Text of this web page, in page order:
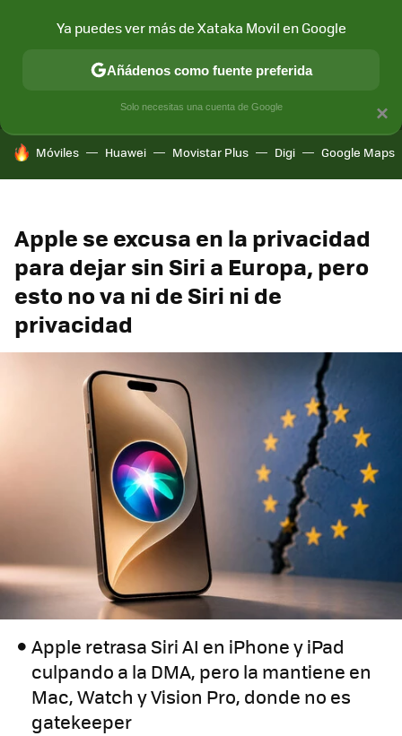
MÓVIL Y SOCIEDAD APLICACIONES
HOY SE HABLA DE
Móviles Huawei Movistar Plus Digi Google Maps
Apple se excusa en la privacidad
para dejar sin Siri a Europa, pero
esto no va ni de Siri ni de
privacidad
Apple retrasa Siri AI en iPhone y iPad
culpando a la DMA, pero la mantiene en
Mac, Watch y Vision Pro, donde no es
gatekeeper
×
Ya puedes ver más de Xataka Movil en Google
Añádenos como fuente preferida
Solo necesitas una cuenta de Google